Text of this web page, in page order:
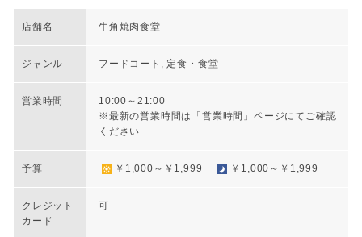
店舗名 牛角焼肉食堂
ジャンル フードコート, 定食・食堂
営業時間
10:00～21:00
※最新の営業時間は「営業時間」ページにてご確認
ください
予算 ￥1,000～￥1,999 ￥1,000～￥1,999
クレジット
カード
可